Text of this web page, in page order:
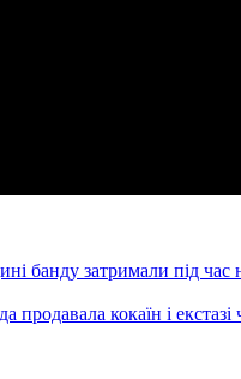
банду затримали під час
продавала кокаїн і екстазі